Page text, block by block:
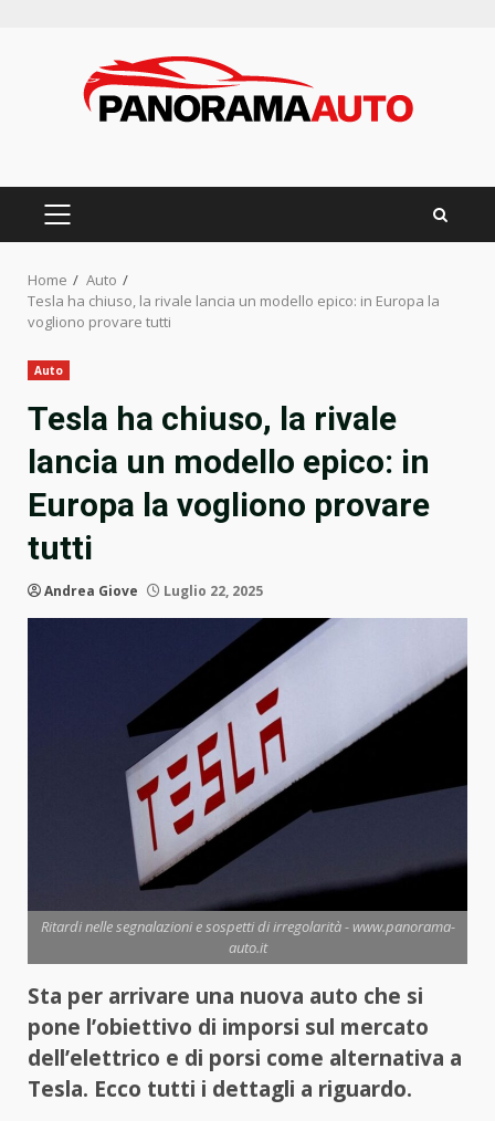
PRIMARY
Home
Auto
Tesla ha chiuso, la rivale lancia un modello epico: in Europa la
vogliono provare tutti
Auto
Tesla ha chiuso, la rivale
lancia un modello epico: in
Europa la vogliono provare
tutti
Andrea Giove Luglio 22, 2025
Ritardi nelle segnalazioni e sospetti di irregolarità - www.panorama-
auto.it
Sta per arrivare una nuova auto che si
pone l’obiettivo di imporsi sul mercato
dell’elettrico e di porsi come alternativa a
Tesla. Ecco tutti i dettagli a riguardo.